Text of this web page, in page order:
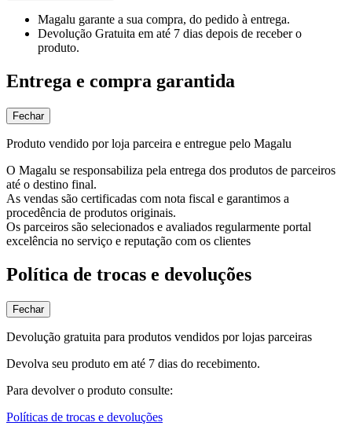
Magalu garante a sua compra, do pedido à entrega.
Devolução Gratuita em até 7 dias depois de receber o
produto.
Entrega e compra garantida
Fechar
Produto vendido por loja parceira e entregue pelo Magalu
O Magalu se responsabiliza pela entrega dos produtos de parceiros
até o destino final.
As vendas são certificadas com nota fiscal e garantimos a
procedência de produtos originais.
Os parceiros são selecionados e avaliados regularmente portal
excelência no serviço e reputação com os clientes
Política de trocas e devoluções
Fechar
Devolução gratuita para produtos vendidos por lojas parceiras
Devolva seu produto em até 7 dias do recebimento.
Para devolver o produto consulte:
Políticas de trocas e devoluções